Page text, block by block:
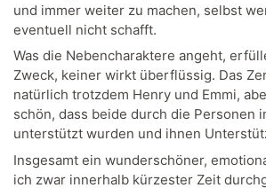
und immer weiter zu machen, selbst
eventuell nicht schafft.
Was die Nebencharaktere angeht,
Zweck, keiner wirkt überflüssig. Das
natürlich trotzdem Henry und Emmi,
schön, dass beide durch die Personen
unterstützt wurden und ihnen
Insgesamt ein wunderschöner,
ich zwar innerhalb kürzester Zeit